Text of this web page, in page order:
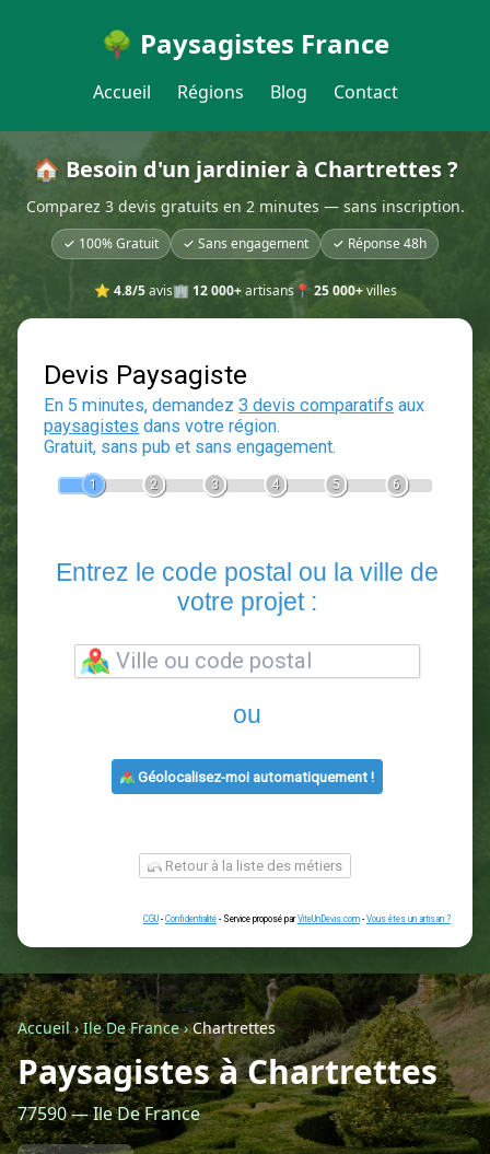
🌳 Paysagistes France
Accueil Régions Blog Contact
🏠 Besoin d'un jardinier à Chartrettes ?
Comparez 3 devis gratuits en 2 minutes — sans inscription.
✓ 100% Gratuit ✓ Sans engagement ✓ Réponse 48h
⭐ 4.8/5avis🏢 12 000+artisans📍 25 000+villes
Devis Paysagiste
En 5 minutes, demandez3 devis comparatifs
votre projet :
ou
Géolocalisez-moi automatiquement !
Retour à la liste des métiers
CGU-Confidentialité - Service proposé parViteUnDevis.com-Vous
Accueil›Ile De France›Chartrettes
Paysagistes à Chartrettes
77590 — Ile De France